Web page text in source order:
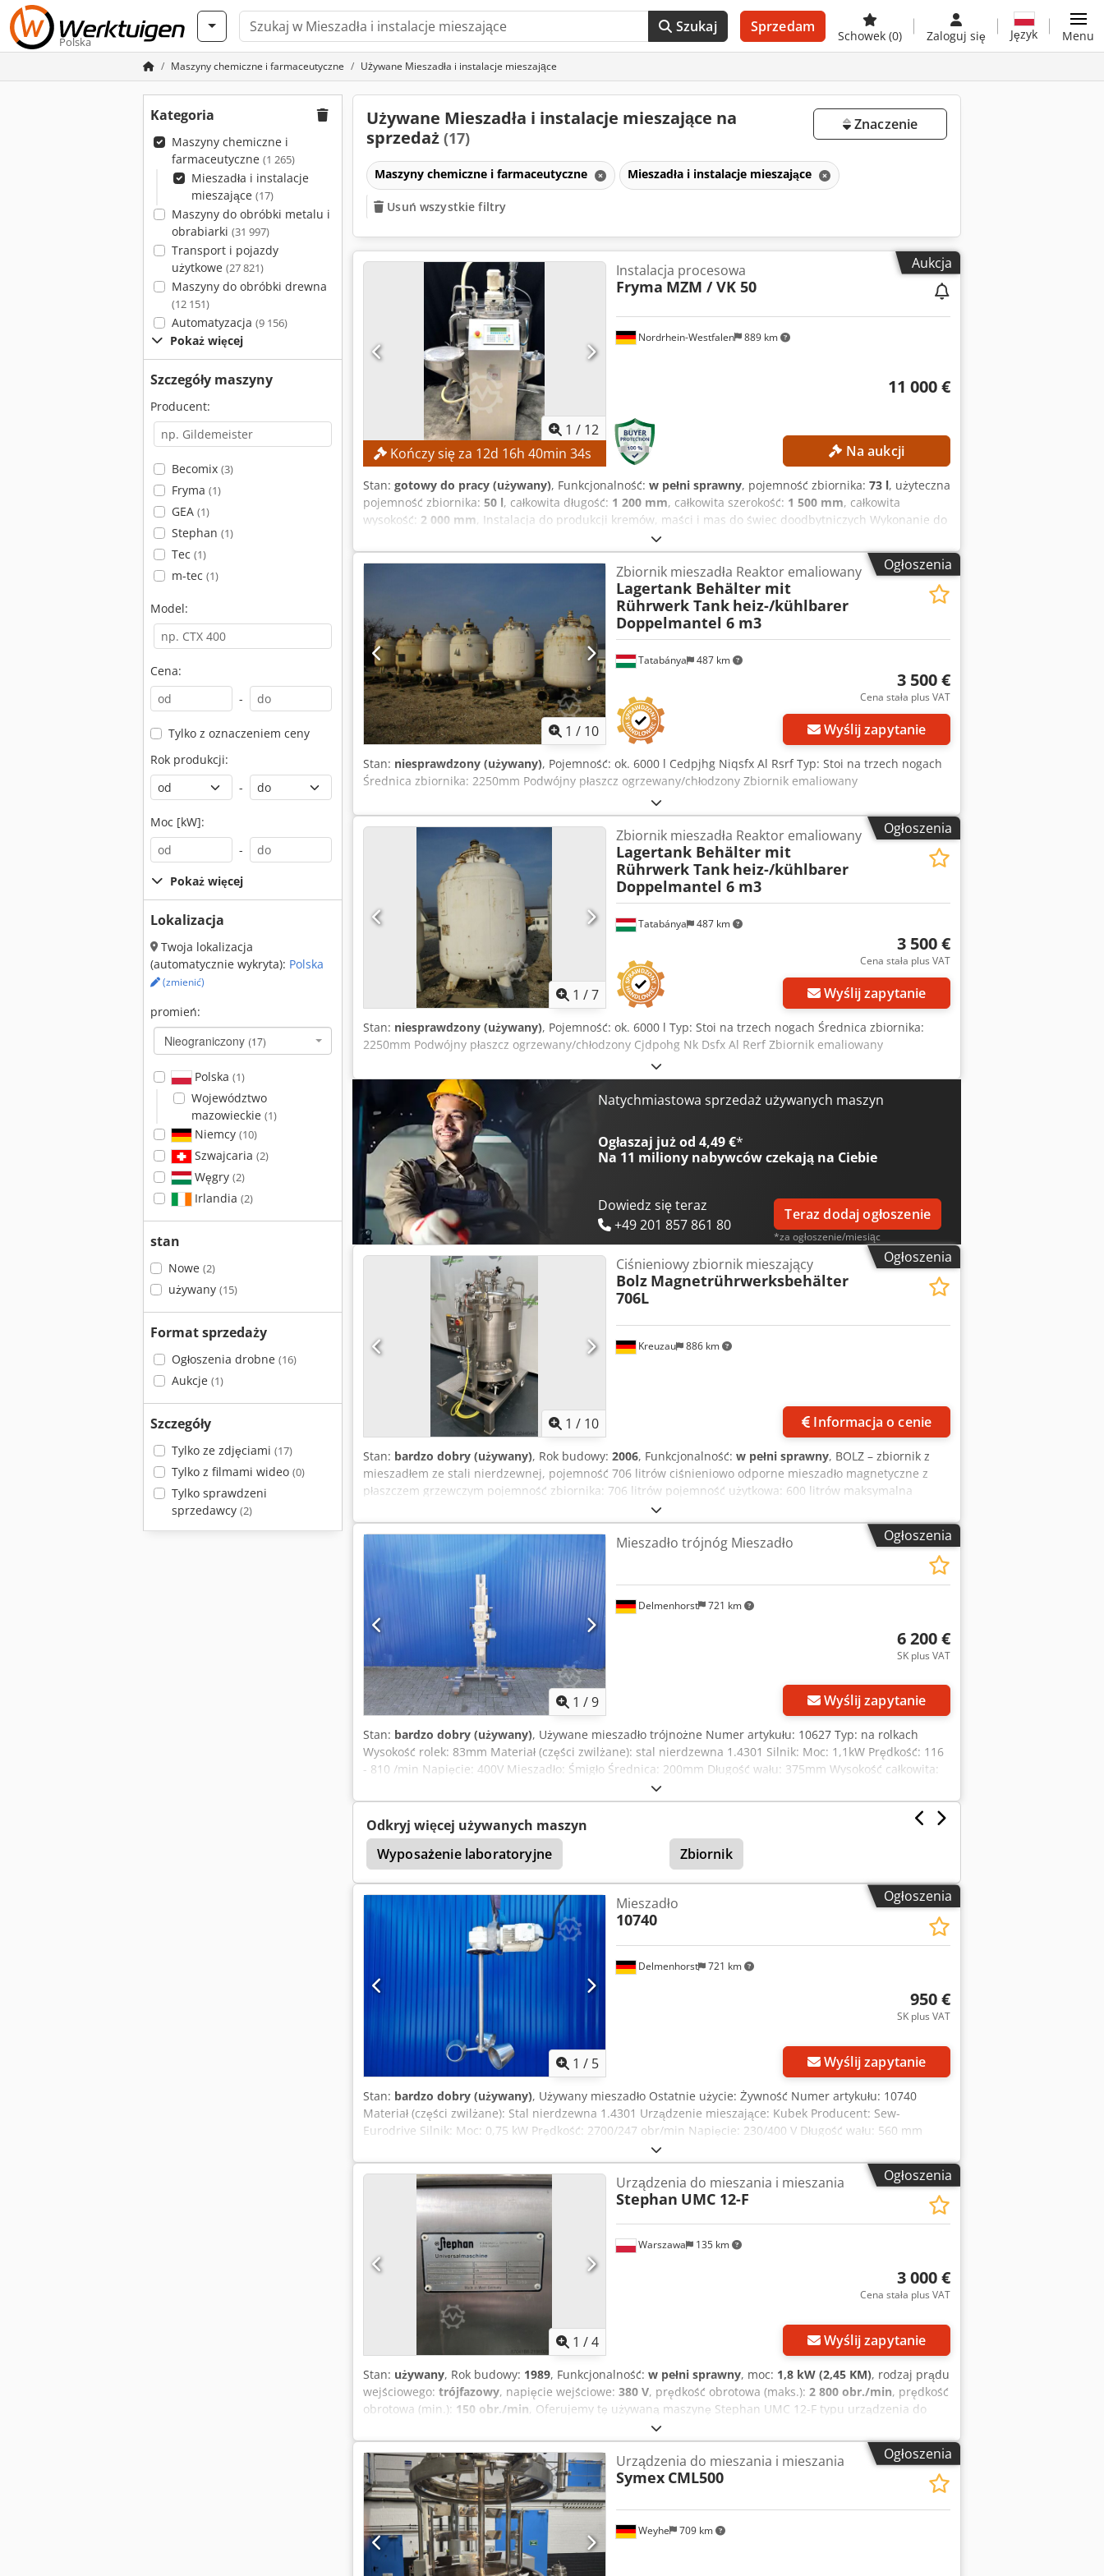
Polska
Szukaj Sprzedam
Schowek (0) Zaloguj się Język Menu
Maszyny chemiczne i farmaceutyczne Używane Mieszadła i instalacje mieszające
Kategoria
Maszyny chemiczne i
farmaceutyczne (1 265)
Mieszadła i instalacje
mieszające (17)
Maszyny do obróbki metalu i
obrabiarki (31 997)
Transport i pojazdy
użytkowe (27 821)
Maszyny do obróbki drewna
(12 151)
Automatyzacja (9 156)
Pokaż więcej
Szczegóły maszyny
Producent:
Becomix (3)
Fryma (1)
GEA (1)
Stephan (1)
Tec (1)
m-tec (1)
Model:
Cena:
-
Tylko z oznaczeniem ceny
Rok produkcji:
-
Moc [kW]:
-
Pokaż więcej
Lokalizacja
Twoja lokalizacja
(automatycznie wykryta): Polska
(zmienić)
promień:
Nieograniczony (17)
Polska (1)
Województwo
mazowieckie (1)
Niemcy (10)
Szwajcaria (2)
Węgry (2)
Irlandia (2)
stan
Nowe (2)
używany (15)
Format sprzedaży
Ogłoszenia drobne (16)
Aukcje (1)
Szczegóły
Tylko ze zdjęciami (17)
Tylko z filmami wideo (0)
Tylko sprawdzeni
sprzedawcy (2)
Używane Mieszadła i instalacje mieszające na
sprzedaż (17)
Znaczenie
Maszyny chemiczne i farmaceutyczne Mieszadła i instalacje mieszające
Usuń wszystkie filtry
Aukcja
1 / 12
Kończy się za 12d 16h40min33s
Nordrhein-Westfalen 889 km
Instalacja procesowa
Fryma MZM / VK 50
11 000 €
Na aukcji
Stan: gotowy do pracy (używany), Funkcjonalność: w pełni sprawny, pojemność zbiornika: 73 l, użyteczna
pojemność zbiornika: 50 l, całkowita długość: 1 200 mm, całkowita szerokość: 1 500 mm, całkowita
wysokość: 2 000 mm , Instalacja do produkcji kremów, maści i mas do świec doodbytniczych Wykonanie do
produktów pieniących się DANE TECHNICZNE Pojemność użytkowa: 50 l Pojemność całkowita: 73 l
Minimalna pojemność napełniania: 10 l Homogenizator Model: Brienz RF 112 M-2 Moc: 4 kW Prędkość
obrotowa: maks. 2850 obr./min Mieszadło/skrobak Przekładnia: SEW FAF 37 Prędkość obrotowa: maks. 28
obr./min Crsdpfx Aljzrfbbe Rsf DANE MASZYNY Wymiary: 1200 × 1500 × 2000 mm
Ogłoszenia
1 / 10
Tatabánya 487 km
Zbiornik mieszadła Reaktor emaliowany
Lagertank Behälter mit
Rührwerk Tank heiz-/kühlbarer
Doppelmantel 6 m3
3 500 €
Cena stała plus VAT
Wyślij zapytanie
Stan: niesprawdzony (używany), Pojemność: ok. 6000 l Cedpjhg Niqsfx Al Rsrf Typ: Stoi na trzech nogach
Średnica zbiornika: 2250mm Podwójny płaszcz ogrzewany/chłodzony Zbiornik emaliowany
Ogłoszenia
1 /7
Tatabánya 487 km
Zbiornik mieszadła Reaktor emaliowany
Lagertank Behälter mit
Rührwerk Tank heiz-/kühlbarer
Doppelmantel 6 m3
3 500 €
Cena stała plus VAT
Wyślij zapytanie
Stan: niesprawdzony (używany), Pojemność: ok. 6000 l Typ: Stoi na trzech nogach Średnica zbiornika:
2250mm Podwójny płaszcz ogrzewany/chłodzony Cjdpohg Nk Dsfx Al Rerf Zbiornik emaliowany
Natychmiastowa sprzedaż używanych maszyn
Ogłaszaj już od 4,49 €*
Na 11 miliony nabywcówczekają na Ciebie
Dowiedz się teraz
+49 201 857 861 80
Teraz dodaj ogłoszenie
*za ogłoszenie/miesiąc
Ogłoszenia
1 / 10
Kreuzau 886 km
Ciśnieniowy zbiornik mieszający
Bolz Magnetrührwerksbehälter
706L
Informacja o cenie
Stan: bardzo dobry (używany), Rok budowy: 2006, Funkcjonalność: w pełni sprawny, BOLZ – zbiornik z
mieszadłem ze stali nierdzewnej, pojemność 706 litrów ciśnieniowo odporne mieszadło magnetyczne z
płaszczem grzewczym pojemność zbiornika: 706 litrów pojemność użytkowa: 600 litrów maksymalna
temperatura pracy: 150°C mieszadło magnetyczne Nord Drives Codezqantspfx Al Rerf moc: 0,55 kW
Producent: inny Rok produkcji: 2006 Wymiary: 140 x 105 x 215 cm
Ogłoszenia
1 /9
Delmenhorst 721 km
Mieszadło trójnóg Mieszadło
6 200 €
SK plus VAT
Wyślij zapytanie
Stan: bardzo dobry (używany), Używane mieszadło trójnożne Numer artykułu: 10627 Typ: na rolkach
Wysokość rolek: 83mm Materiał (części zwilżane): stal nierdzewna 1.4301 Silnik: Moc: 1,1kW Prędkość: 116
- 810 /min Napięcie: 400V Mieszadło: Śmigło Średnica: 200mm Długość wału: 375mm Wysokość całkowita:
1748mm z możliwością regulacji Szerokość całkowita: 755mm Csdpohbq Tujfx Al Rsrf Długość całkowita:
1027mm
Odkryj więcej używanych maszyn
Wyposażenie laboratoryjne
Zbiornik
Ogłoszenia
1 / 5
Delmenhorst 721 km
Mieszadło
10740
950 €
SK plus VAT
Wyślij zapytanie
Stan: bardzo dobry (używany), Używany mieszadło Ostatnie użycie: Żywność Numer artykułu: 10740
Materiał (części zwilżane): Stal nierdzewna 1.4301 Urządzenie mieszające: Kubek Producent: Sew-
Eurodrive Silnik: Moc: 0,75 kW Prędkość: 2700/247 obr/min Napięcie: 230/400 V Długość wału: 560 mm
Ogłoszenia
1 /4
Warszawa 135 km
Urządzenia do mieszania i mieszania
Stephan UMC 12-F
3 000 €
Cena stała plus VAT
Wyślij zapytanie
Stan: używany, Rok budowy: 1989, Funkcjonalność: w pełni sprawny, moc: 1,8 kW (2,45 KM), rodzaj prądu
wejściowego: trójfazowy, napięcie wejściowe: 380 V, prędkość obrotowa (maks.): 2 800 obr./min, prędkość
obrotowa (min.): 150 obr./min, Oferujemy tę używaną maszynę Stephan UMC 12-F typu urządzenia do
mieszania i mieszania, rok budowy 1989. Jest sprawna i gotowa do działania. Maszyna ma uszkodzony
mechanizm sterowania szybkością obrotów (falownik) i obroty są ustawione na stałe na 50%. Typ maszyny:
UMC 12-F Codsy Ry Ezspfx Al Rorf Numer maszyny: 714-27-101 Typ silnika: FD112M10- Numer silnika:
4812222 Napięcie znamionowe: 380 V Częstotliwość: 50 Hz Moc silnika: 1,8 kW Liczba faz: 3 Prędkość
obrotowa: 150-2800 1/min Stopień ochrony: IP 44 Natężenie prądu: 4,8 A Rok produkcji: 1989 W razie
pytań lub potrzeby uzyskania dodatkowych informacji prosimy o wiadomość lub kontakt telefoniczny.
Ogłoszenia
Weyhe 709 km
Urządzenia do mieszania i mieszania
Symex CML500